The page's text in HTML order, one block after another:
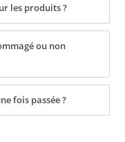
les produits ?
ou non
fois passée ?